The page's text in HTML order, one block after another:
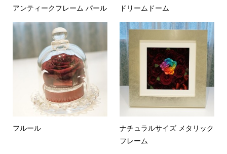
アンティークフレーム パール ドリームドーム
フルール
ナチュラルサイズ メタリック
フレーム